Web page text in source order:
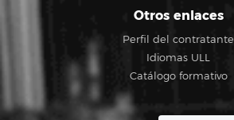
Otros enlaces
Perfil del contratante
Idiomas ULL
Catálogo formativo